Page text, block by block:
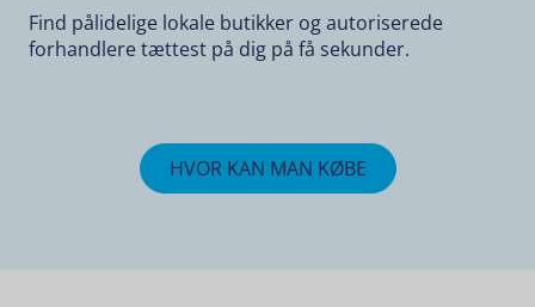
Find pålidelige lokale butikker og autoriserede
forhandlere tættest på dig på få sekunder.
HVOR KAN MAN KØBE